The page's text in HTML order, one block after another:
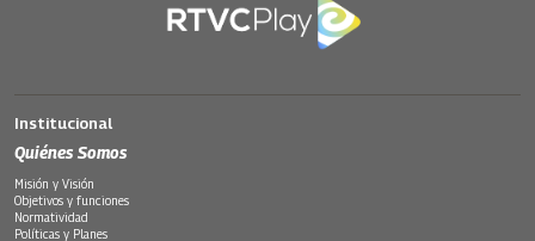
Institucional
Quiénes Somos
Misión y Visión
Objetivos y funciones
Normatividad
Políticas y Planes